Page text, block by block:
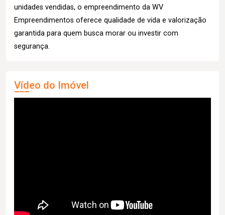
unidades vendidas, o empreendimento da WV
Empreendimentos oferece qualidade de vida e valorização
garantida para quem busca morar ou investir com
segurança.
Vídeo do Imóvel